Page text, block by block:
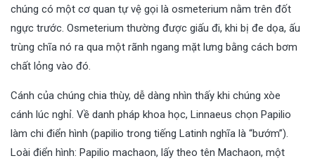
chúng có một cơ quan tự vệ gọi là osmeterium nằm trên đốt
ngực trước. Osmeterium thường được giấu đi, khi bị đe dọa, ấu
trùng chĩa nó ra qua một rãnh ngang mặt lưng bằng cách bơm
chất lỏng vào đó.
Cánh của chúng chia thùy, dễ dàng nhìn thấy khi chúng xòe
cánh lúc nghỉ. Về danh pháp khoa học, Linnaeus chọn Papilio
làm chi điển hình (papilio trong tiếng Latinh nghĩa là “bướm”).
Loài điển hình: Papilio machaon, lấy theo tên Machaon, một